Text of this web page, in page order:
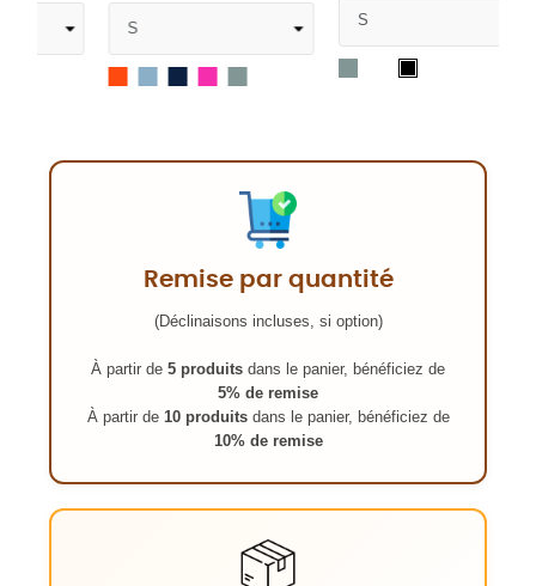
Remise par quantité
(Déclinaisons incluses, si option)
À partir de 5 produits dans le panier, bénéficiez de
5% de remise
À partir de 10 produitsdans le panier, bénéficiez de
10% de remise